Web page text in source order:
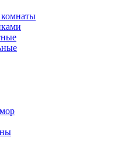
комнаты